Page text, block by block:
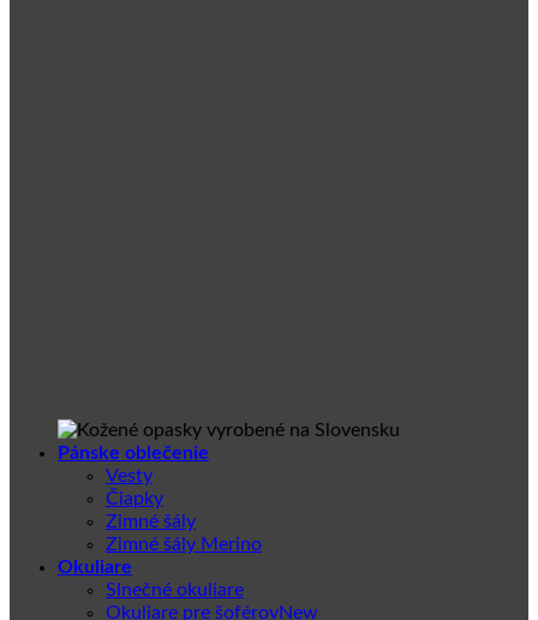
Pánske oblečenie
Vesty
Čiapky
Zimné šály
Zimné šály Merino
Okuliare
Slnečné okuliare
Okuliare pre šoférov